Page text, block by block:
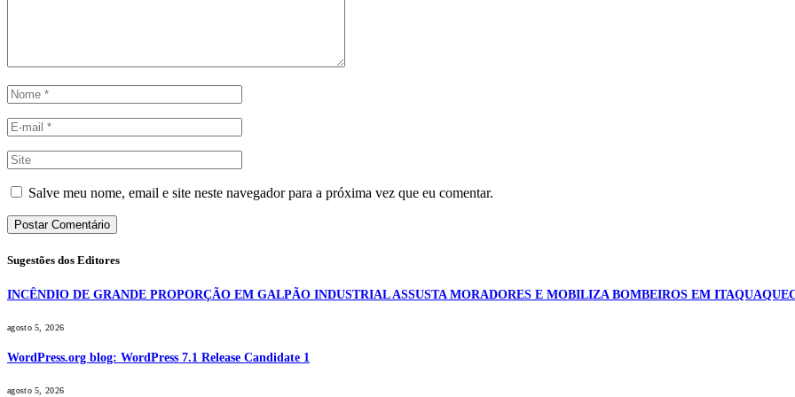
Salve meu nome, email e site neste navegador para a próxima vez que eu comentar.
Sugestões dos Editores
INCÊNDIO DE GRANDE PROPORÇÃO EM GALPÃO INDUSTRIAL ASSUSTA MORADORES E MOBILIZA BOMBEIROS EM
agosto 5, 2026
WordPress.org blog: WordPress 7.1 Release Candidate 1
agosto 5, 2026